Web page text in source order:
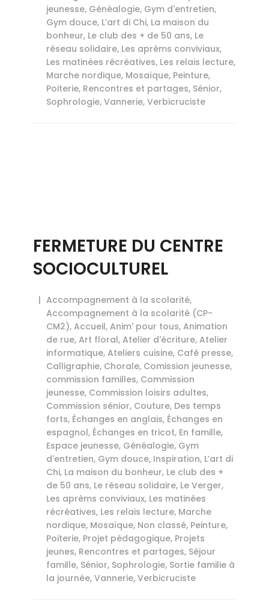
jeunesse, Généalogie, Gym d'entretien,
Gym douce, L’art di Chi, La maison du
bonheur, Le club des + de 50 ans, Le
réseau solidaire, Les aprèms conviviaux,
Les matinées récréatives, Les relais lecture,
Marche nordique, Mosaïque, Peinture,
Poiterie, Rencontres et partages, Sénior,
Sophrologie, Vannerie, Verbicruciste
FERMETURE DU CENTRE
SOCIOCULTUREL
Accompagnement à la scolarité,
Accompagnement à la scolarité (CP-
CM2), Accueil, Anim' pour tous, Animation
de rue, Art floral, Atelier d'écriture, Atelier
informatique, Ateliers cuisine, Café presse,
Calligraphie, Chorale, Comission jeunesse,
commission familles, Commission
jeunesse, Commission loisirs adultes,
Commission sénior, Couture, Des temps
forts, Échanges en anglais, Échanges en
espagnol, Échanges en tricot, En famille,
Espace jeunesse, Généalogie, Gym
d'entretien, Gym douce, Inspiration, L’art di
Chi, La maison du bonheur, Le club des +
de 50 ans, Le réseau solidaire, Le Verger,
Les aprèms conviviaux, Les matinées
récréatives, Les relais lecture, Marche
nordique, Mosaïque, Non classé, Peinture,
Poiterie, Projet pédagogique, Projets
jeunes, Rencontres et partages, Séjour
famille, Sénior, Sophrologie, Sortie familie à
la journée, Vannerie, Verbicruciste